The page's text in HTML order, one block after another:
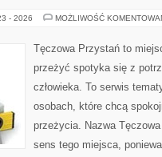
- 2026 MOŻLIWOŚĆ
Tęczowa Przystań to
przeżyć spotyka się z
człowieka. To serwis
osobach, które chcą
przeżycia. Nazwa
sens tego miejsca,